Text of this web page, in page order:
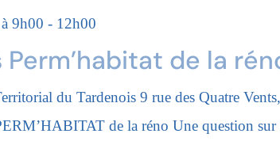
9h00 - 12h00
Perm’habitat de la
du Tardenois 9 rue des Quatre
de la réno Une question